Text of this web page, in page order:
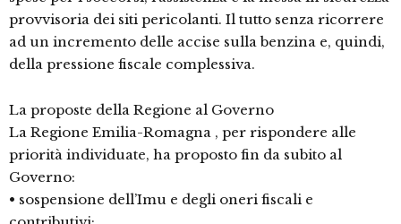
provvisoria dei siti pericolanti. Il tutto senza ricorrere
ad un incremento delle accise sulla benzina e, quindi,
della pressione fiscale complessiva.
La proposte della Regione al Governo
La Regione Emilia-Romagna , per rispondere alle
priorità individuate, ha proposto fin da subito al
Governo:
• sospensione dell’Imu e degli oneri fiscali e